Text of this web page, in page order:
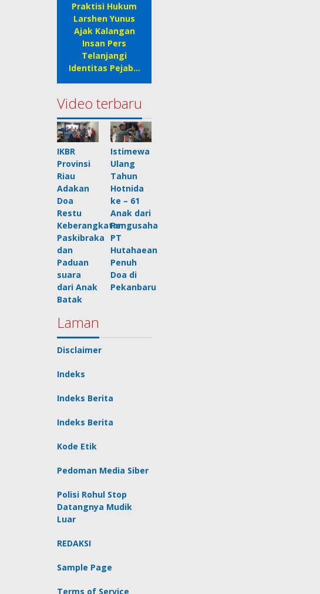
Praktisi Hukum
Larshen Yunus
Ajak Kalangan
Insan Pers
Telanjangi
Identitas Pejab…
Video terbaru
IKBR
Provinsi
Riau
Adakan
Doa
Restu
Keberangkatan
Paskibraka
dan
Paduan
suara
dari Anak
Batak
Istimewa
Ulang
Tahun
Hotnida
ke – 61
Anak dari
Pengusaha
PT
Hutahaean
Penuh
Doa di
Pekanbaru
Laman
Disclaimer
Indeks
Indeks Berita
Indeks Berita
Kode Etik
Pedoman Media Siber
Polisi Rohul Stop
Datangnya Mudik
Luar
REDAKSI
Sample Page
Terms of Service